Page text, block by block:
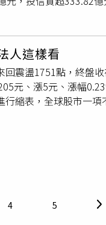
部翻身股、低價策
制，譬如說過去績
市場發生黑天鵝事件
，當機器人選出來
義，在LINE或網路
審慎確認使用券商官
，在融資利息與債
對一般投資人而言，
券商會祭出2.8折甚
元；元大台灣50（
前30名排行榜，ETF
主動統一升級50（
2（00685L），由於1
有逢低布局的契機
（00980A）、華南
半年看法樂觀，不
幅度也會被加倍放
基本面沒有變差，近
人這樣看
震盪1751點，終盤
元、漲5元、漲幅
縮表，全球股市一
使用率先前皆創下
資氣氛轉趨謹慎，「
顯著，台廠可望同步
計將延續至2026年底
4 5